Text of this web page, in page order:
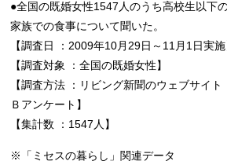
●全国の既婚女性1547人のうち高校生以下
家族での食事について聞いた。
【調査日 ：2009年10月29日～11月1日実施
【調査対象 ：全国の既婚女性】
【調査方法 ：リビング新聞のウェブサイ
Ｂアンケート】
【集計数 ：1547人】
※「ミセスの暮らし」関連データ